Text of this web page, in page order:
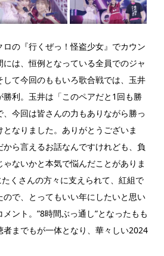
の『行くぜっ！怪盗少女』でカウン
には、恒例となっている全員でのジャ
して今回のももいろ歌合戦では、玉井
勝利。玉井は「このペアだと1回も勝
今回は皆さんの力もありながら勝っ
なりました。ありがとうございま
ら言えるお話なんですけれども、負
ないかと本気で悩んだことがありま
くさんの方々に支えられて、紅組で
で、とってもいい年にしたいと思い
ント。”8時間ぶっ通し”となったもも
者までもが一体となり、華々しい2024